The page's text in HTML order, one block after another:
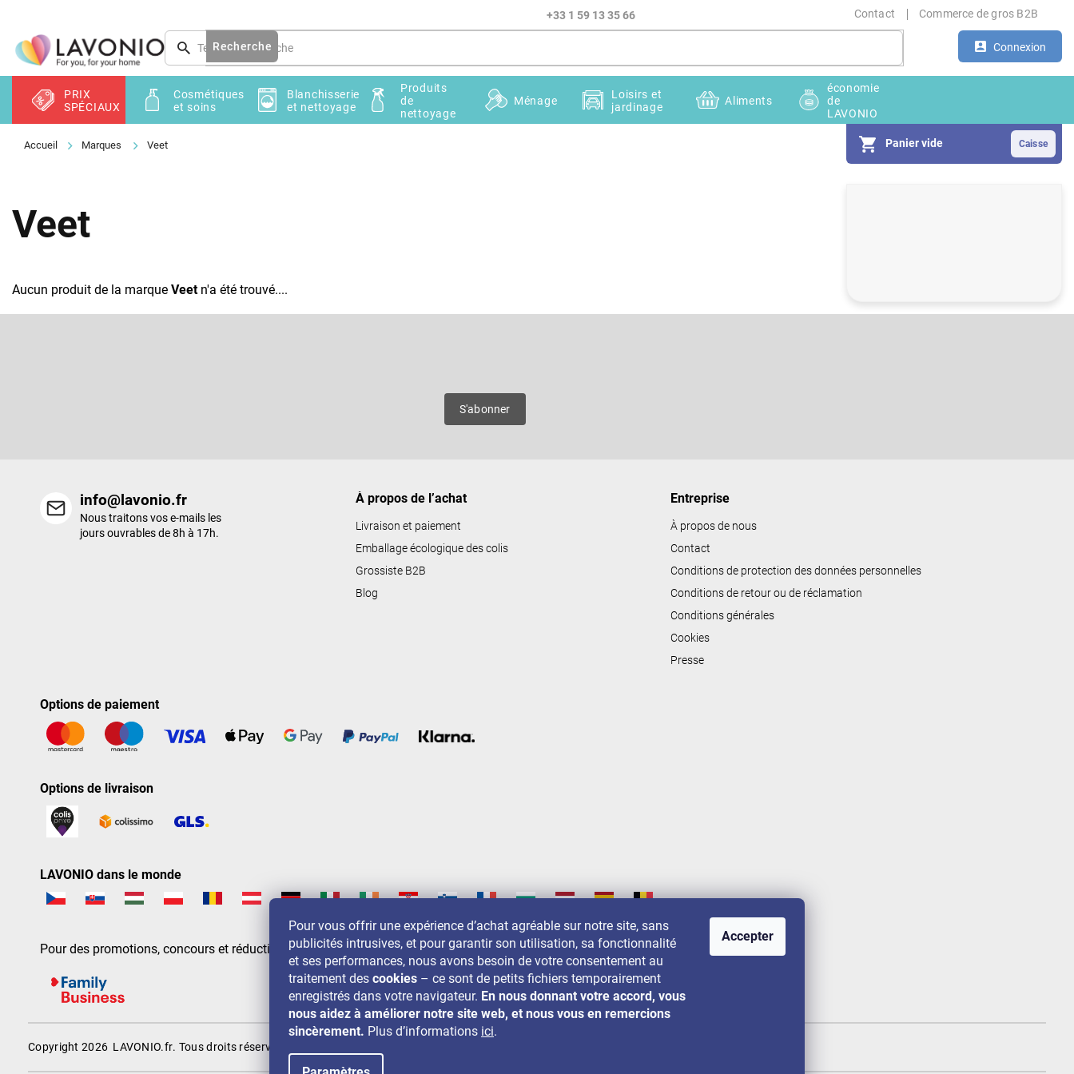
Pour vous offrir une expérience d’achat agréable sur notre site, sans
publicités intrusives, et pour garantir son utilisation, sa fonctionnalité
et ses performances, nous avons besoin de votre consentement au
traitement des cookies – ce sont de petits fichiers temporairement
enregistrés dans votre navigateur. En nous donnant votre accord, vous
nous aidez à améliorer notre site web, et nous vous en remercions
sincèrement. Plus d’informations ici.
Accepter
contenu
+33 1 59 13 35 66 Contact Commerce de gros B2B
Connexion
Recherche
Panier vide
PRIX
SPÉCIAUX
Cosmétiques
et soins
Blanchisserie
et nettoyage
Produits
de
nettoyage
Ménage
Loisirs et
jardinage
Aliments
économie
de
LAVONIO
Marques Veet
r
Veet
Aucun produit de la marque Veetn'a été trouvé....
S'abonner
info@lavonio.fr
Nous traitons vos e-mails les
jours ouvrables de 8h à 17h.
À propos de l’achat
Livraison et paiement
Emballage écologique des colis
Grossiste B2B
Blog
Entreprise
À propos de nous
Contact
Conditions de protection des données personnelles
Conditions de retour ou de réclamation
Conditions générales
Cookies
Presse
Options de paiement
Options de livraison
LAVONIO dans le monde
Pour des promotions, concours et réductions, suivez-nous sur:
Copyright 2026 LAVONIO.fr. Tous droits réservés.